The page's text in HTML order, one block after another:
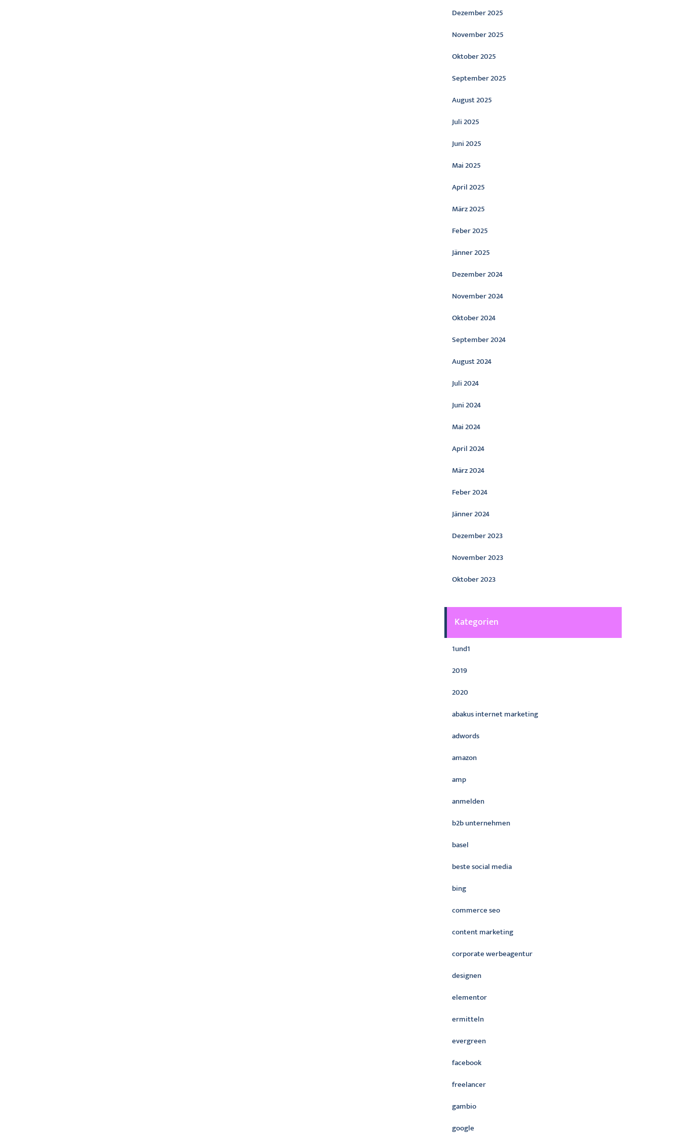
Dezember 2025
November 2025
Oktober 2025
September 2025
August 2025
Juli 2025
Juni 2025
Mai 2025
April 2025
März 2025
Feber 2025
Jänner 2025
Dezember 2024
November 2024
Oktober 2024
September 2024
August 2024
Juli 2024
Juni 2024
Mai 2024
April 2024
März 2024
Feber 2024
Jänner 2024
Dezember 2023
November 2023
Oktober 2023
Kategorien
1und1
2019
2020
abakus internet marketing
adwords
amazon
amp
anmelden
b2b unternehmen
basel
beste social media
bing
commerce seo
content marketing
corporate werbeagentur
designen
elementor
ermitteln
evergreen
facebook
freelancer
gambio
google